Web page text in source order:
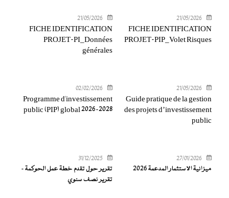
21/05/2026
FICHE IDENTIFICATION
PROJET-PIP_Volet Risques
21/05/2026
FICHE IDENTIFICATION
PROJET-PI_Données
générales
21/05/2026
Guide pratique de la gestion
des projets d’investissement
public
02/02/2026
Programme d'investissement
public (PIP) global 2026-2028
27/01/2026
ميزانية الاستثمار المدعمة 2026
31/12/2025
تقرير حول تقدم خطة عمل الحوكمة -
تقرير نصف سنوي